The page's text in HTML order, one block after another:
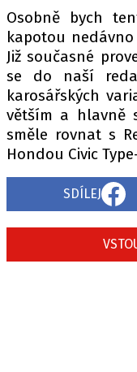
INCORP
Osobně bych
kapotou
Již současné
se do naší
karosářských
větším a hlavně
směle rovnat s
Hondou Civic
SDÍLEJ